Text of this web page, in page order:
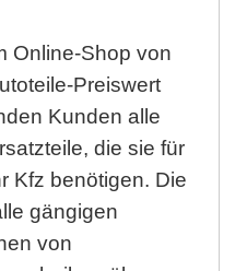
Online-Shop von
Preiswert
Kunden alle
die sie für
Kfz benötigen. Die
gängigen
von